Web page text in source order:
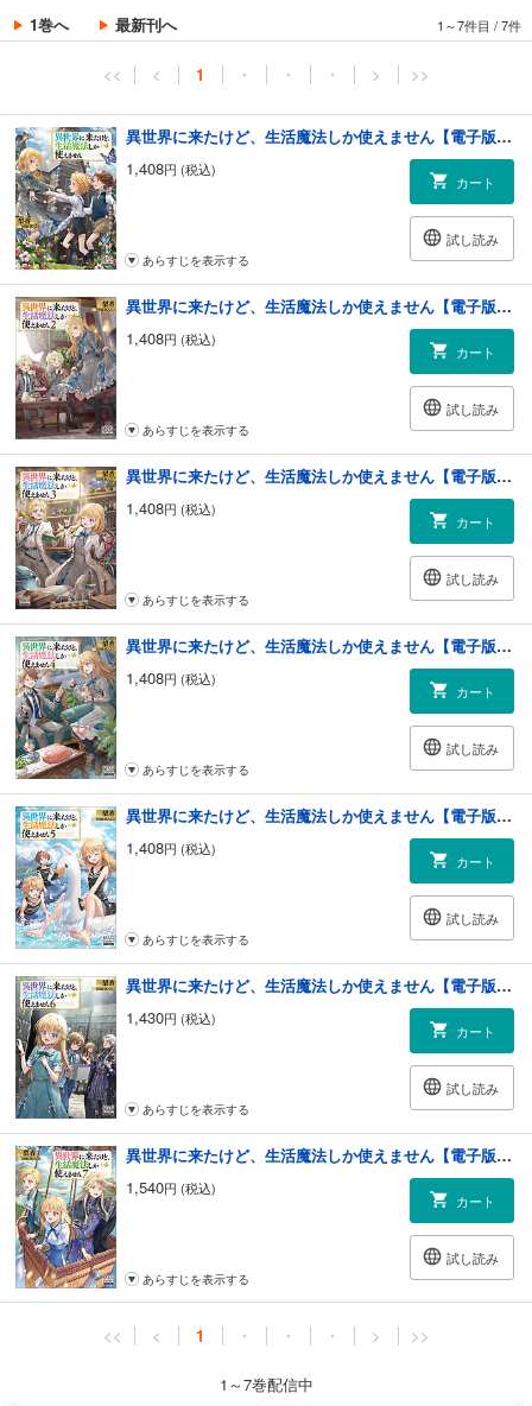
1巻へ 最新刊へ 1～7件目 /7件
<< < 1 ・ ・ ・ > >>
異世界に来たけど、生活魔法しか使えません【電子版限定書き下ろしSS付】
1,408円 (税込)
カート
試し読み
あらすじを表示する
異世界に来たけど、生活魔法しか使えません【電子版限定書き下ろしSS付】 2巻
1,408円 (税込)
カート
試し読み
あらすじを表示する
異世界に来たけど、生活魔法しか使えません【電子版限定書き下ろしSS付】 3巻
1,408円 (税込)
カート
試し読み
あらすじを表示する
異世界に来たけど、生活魔法しか使えません【電子版限定書き下ろしSS付】 4巻
1,408円 (税込)
カート
試し読み
あらすじを表示する
異世界に来たけど、生活魔法しか使えません【電子版限定書き下ろしSS付】 5巻
1,408円 (税込)
カート
試し読み
あらすじを表示する
異世界に来たけど、生活魔法しか使えません【電子版限定書き下ろしSS付】 6巻
1,430円 (税込)
カート
試し読み
あらすじを表示する
異世界に来たけど、生活魔法しか使えません【電子版限定書き下ろしSS付】 7巻
1,540円 (税込)
カート
試し読み
あらすじを表示する
<< < 1 ・ ・ ・ > >>
1～7巻配信中